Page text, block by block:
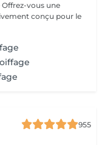
conçu pour le
955